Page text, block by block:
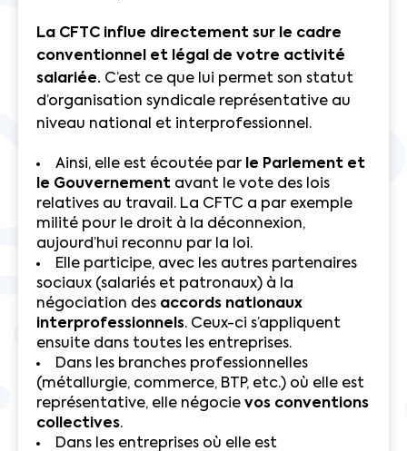
La CFTC influe directement sur le cadre
conventionnel et légal de votre activité
salariée. C’est ce que lui permet son statut
d’organisation syndicale représentative au
niveau national et interprofessionnel.
Ainsi, elle est écoutée par le Parlement et
le Gouvernement avant le vote des lois
relatives au travail. La CFTC a par exemple
milité pour le droit à la déconnexion,
aujourd’hui reconnu par la loi.
Elle participe, avec les autres partenaires
sociaux (salariés et patronaux) à la
négociation des accords nationaux
interprofessionnels. Ceux-ci s’appliquent
ensuite dans toutes les entreprises.
Dans les branches professionnelles
(métallurgie, commerce, BTP, etc.) où elle est
représentative, elle négocie vos conventions
collectives.
Dans les entreprises où elle est